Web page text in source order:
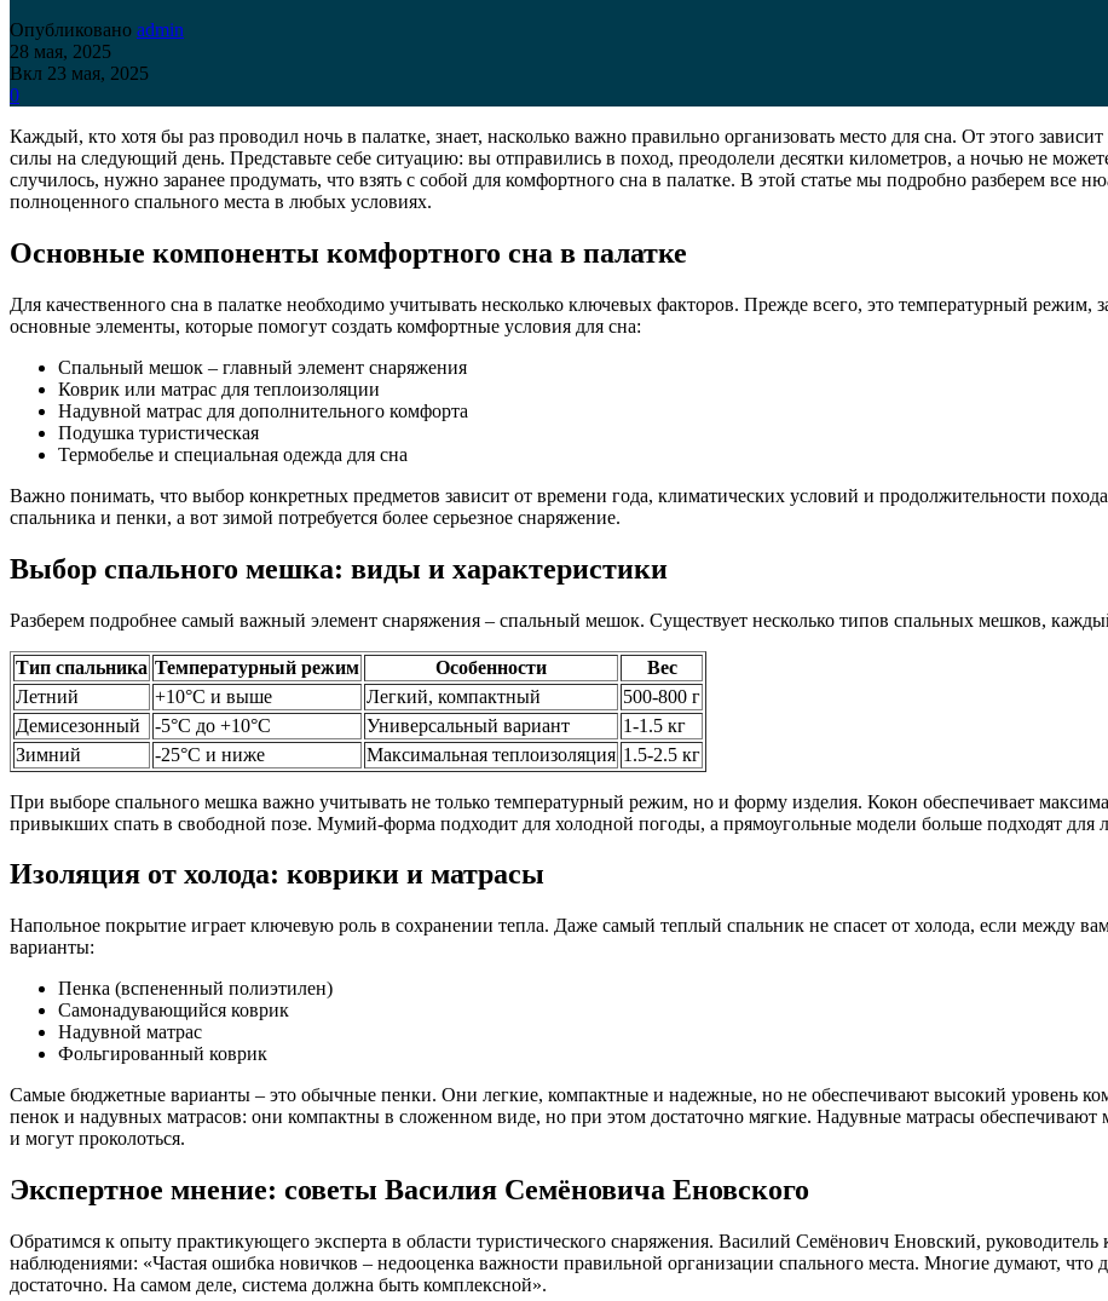
Опубликовано admin
28 мая, 2025
Вкл 23 мая, 2025
0
Каждый, кто хотя бы раз проводил ночь в палатке, знает, насколько важно правильно организовать место для сна. От этого
силы на следующий день. Представьте себе ситуацию: вы отправились в поход, преодолели десятки километров, а ночью не
случилось, нужно заранее продумать, что взять с собой для комфортного сна в палатке. В этой статье мы подробно разберем все
полноценного спального места в любых условиях.
Основные компоненты комфортного сна в палатке
Для качественного сна в палатке необходимо учитывать несколько ключевых факторов. Прежде всего, это температурный режим,
основные элементы, которые помогут создать комфортные условия для сна:
Спальный мешок – главный элемент снаряжения
Коврик или матрас для теплоизоляции
Надувной матрас для дополнительного комфорта
Подушка туристическая
Термобелье и специальная одежда для сна
Важно понимать, что выбор конкретных предметов зависит от времени года, климатических условий и продолжительности
спальника и пенки, а вот зимой потребуется более серьезное снаряжение.
Выбор спального мешка: виды и характеристики
Разберем подробнее самый важный элемент снаряжения – спальный мешок. Существует несколько типов спальных мешков,
Тип спальника Температурный режим Особенности
Вес
Летний
+10°C и выше Легкий, компактный
500-800 г
Демисезонный
-5°C до +10°C Универсальный вариант
1-1.5 кг
Зимний
-25°C и ниже Максимальная теплоизоляция 1.5-2.5 кг
При выборе спального мешка важно учитывать не только температурный режим, но и форму изделия. Кокон обеспечивает
привыкших спать в свободной позе. Мумий-форма подходит для холодной погоды, а прямоугольные модели больше подходят для
Изоляция от холода: коврики и матрасы
Напольное покрытие играет ключевую роль в сохранении тепла. Даже самый теплый спальник не спасет от холода, если между
варианты:
Пенка (вспененный полиэтилен)
Самонадувающийся коврик
Надувной матрас
Фольгированный коврик
Самые бюджетные варианты – это обычные пенки. Они легкие, компактные и надежные, но не обеспечивают высокий уровень
пенок и надувных матрасов: они компактны в сложенном виде, но при этом достаточно мягкие. Надувные матрасы
и могут проколоться.
Экспертное мнение: советы Василия Семёновича Еновского
Обратимся к опыту практикующего эксперта в области туристического снаряжения. Василий Семёнович Еновский,
наблюдениями: «Частая ошибка новичков – недооценка важности правильной организации спального места. Многие думают, что
достаточно. На самом деле, система должна быть комплексной».